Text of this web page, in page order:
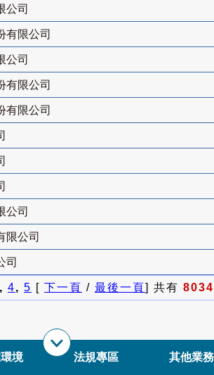
公司
有限公司
公司
有限公司
有限公司
公司
限公司
司
, 4, 5 [ 下一頁 / 最後一頁] 共有 8034
境 法規專區 其他業務